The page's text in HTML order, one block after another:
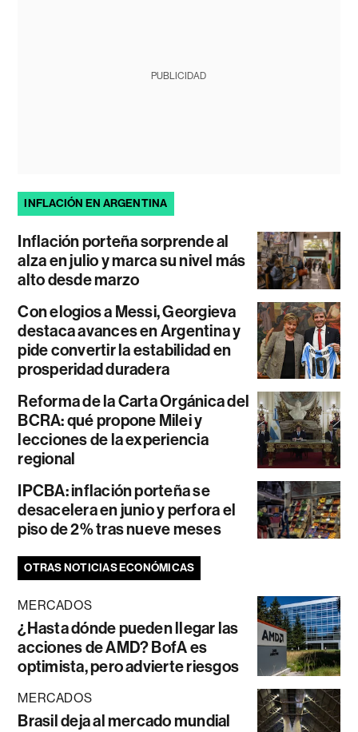
PUBLICIDAD
INFLACIÓN EN ARGENTINA
Inflación porteña sorprende al
alza en julio y marca su nivel más
alto desde marzo
Con elogios a Messi, Georgieva
destaca avances en Argentina y
pide convertir la estabilidad en
prosperidad duradera
Reforma de la Carta Orgánica del
BCRA: qué propone Milei y
lecciones de la experiencia
regional
IPCBA: inflación porteña se
desacelera en junio y perfora el
piso de 2% tras nueve meses
OTRAS NOTICIAS ECONÓMICAS
MERCADOS
¿Hasta dónde pueden llegar las
acciones de AMD? BofA es
optimista, pero advierte riesgos
MERCADOS
Brasil deja al mercado mundial